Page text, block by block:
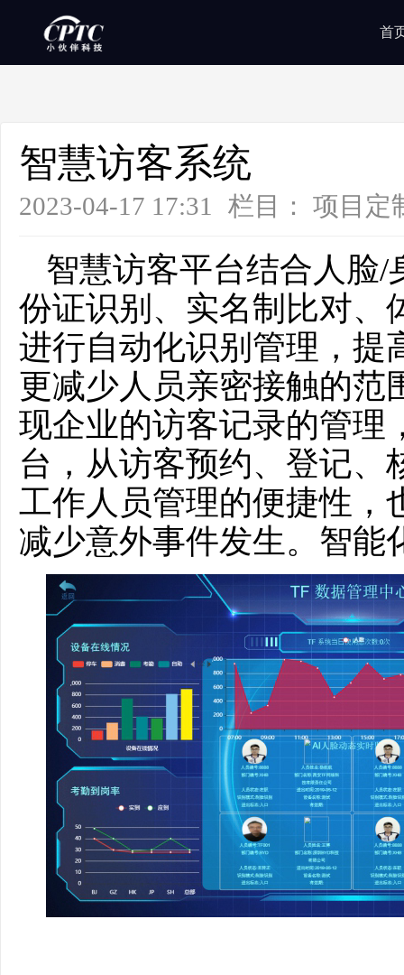
首
智慧访客系统
2023-04-17 17:31 栏目： 项目定
智慧访客平台结合人脸
份证识别、实名制比对、
进行自动化识别管理，提
更减少人员亲密接触的范
现企业的访客记录的管理
台，从访客预约、登记、
工作人员管理的便捷性，
减少意外事件发生。智能